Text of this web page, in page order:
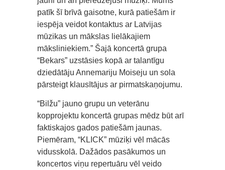
patīk šī brīvā gaisotne, kurā patiešām ir
iespēja veidot kontaktus ar Latvijas
mūzikas un mākslas lielākajiem
māksliniekiem.” Šajā koncertā grupa
“Bekars” uzstāsies kopā ar talantīgu
dziedātāju Annemariju Moiseju un sola
pārsteigt klausītājus ar pirmatskaņojumu.
“Bilžu” jauno grupu un veterānu
kopprojektu koncertā grupas mēdz būt arī
faktiskajos gados patiešām jaunas.
Piemēram, “KLICK” mūziķi vēl mācās
vidusskolā. Dažādos pasākumos un
koncertos viņu repertuāru vēl veido